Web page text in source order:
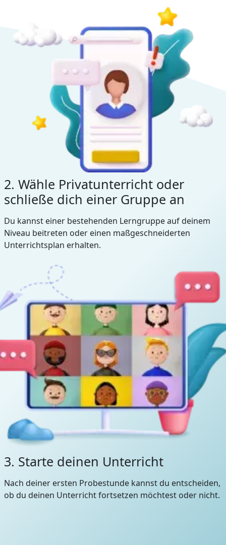
2. Wähle Privatunterricht oder
schließe dich einer Gruppe an
Du kannst einer bestehenden Lerngruppe auf deinem
Niveau beitreten oder einen maßgeschneiderten
Unterrichtsplan erhalten.
3. Starte deinen Unterricht
Nach deiner ersten Probestunde kannst du entscheiden,
ob du deinen Unterricht fortsetzen möchtest oder nicht.